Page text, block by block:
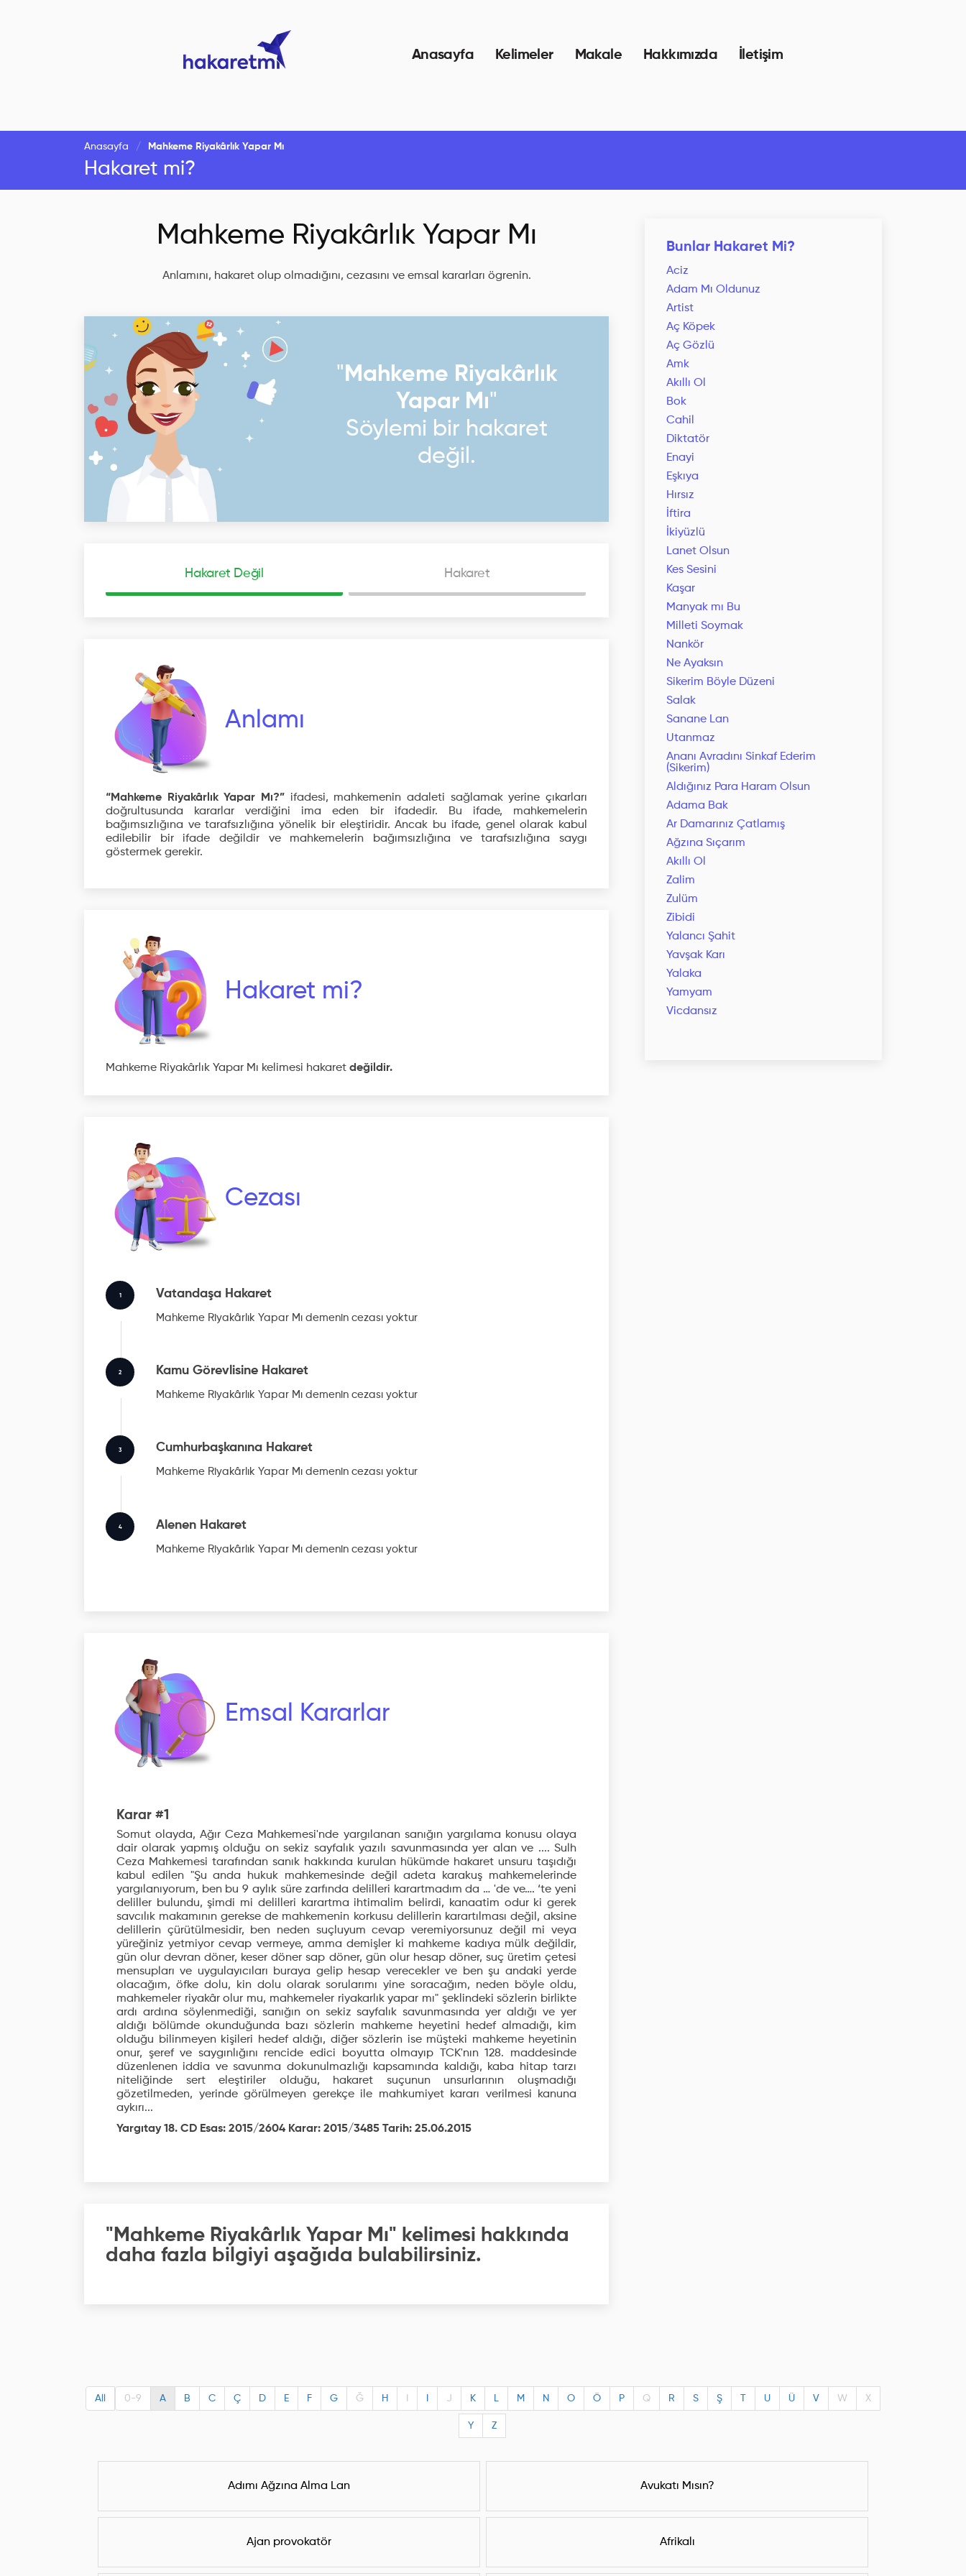
Anasayfa Kelimeler Makale Hakkımızda İletişim
Anasayfa Mahkeme Riyakârlık Yapar Mı
Hakaret mi?
Mahkeme Riyakârlık Yapar Mı
Anlamını, hakaret olup olmadığını, cezasını ve emsal kararları ögrenin.
" Mahkeme Riyakârlık
Yapar Mı"
Söylemi bir hakaret
değil.
Hakaret Değil Hakaret
Anlamı
“Mahkeme Riyakârlık Yapar Mı?” ifadesi, mahkemenin adaleti sağlamak yerine çıkarları
doğrultusunda kararlar verdiğini ima eden bir ifadedir. Bu ifade, mahkemelerin
bağımsızlığına ve tarafsızlığına yönelik bir eleştiridir. Ancak bu ifade, genel olarak kabul
edilebilir bir ifade değildir ve mahkemelerin bağımsızlığına ve tarafsızlığına saygı
göstermek gerekir.
Hakaret mi?
Mahkeme Riyakârlık Yapar Mı kelimesi hakaret değildir.
Cezası
1 Vatandaşa Hakaret
Mahkeme Riyakârlık Yapar Mı demenin cezası yoktur
2 Kamu Görevlisine Hakaret
Mahkeme Riyakârlık Yapar Mı demenin cezası yoktur
3 Cumhurbaşkanına Hakaret
Mahkeme Riyakârlık Yapar Mı demenin cezası yoktur
4 Alenen Hakaret
Mahkeme Riyakârlık Yapar Mı demenin cezası yoktur
Emsal Kararlar
Karar #1
Somut olayda, Ağır Ceza Mahkemesi'nde yargılanan sanığın yargılama konusu olaya
dair olarak yapmış olduğu on sekiz sayfalık yazılı savunmasında yer alan ve .... Sulh
Ceza Mahkemesi tarafından sanık hakkında kurulan hükümde hakaret unsuru taşıdığı
kabul edilen "Şu anda hukuk mahkemesinde değil adeta karakuş mahkemelerinde
yargılanıyorum, ben bu 9 aylık süre zarfında delilleri karartmadım da … 'de ve…. ‘te yeni
deliller bulundu, şimdi mi delilleri karartma ihtimalim belirdi, kanaatim odur ki gerek
savcılık makamının gerekse de mahkemenin korkusu delillerin karartılması değil, aksine
delillerin çürütülmesidir, ben neden suçluyum cevap veremiyorsunuz değil mi veya
yüreğiniz yetmiyor cevap vermeye, amma demişler ki mahkeme kadıya mülk değildir,
gün olur devran döner, keser döner sap döner, gün olur hesap döner, suç üretim çetesi
mensupları ve uygulayıcıları buraya gelip hesap verecekler ve ben şu andaki yerde
olacağım, öfke dolu, kin dolu olarak sorularımı yine soracağım, neden böyle oldu,
mahkemeler riyakâr olur mu, mahkemeler riyakarlık yapar mı" şeklindeki sözlerin birlikte
ardı ardına söylenmediği, sanığın on sekiz sayfalık savunmasında yer aldığı ve yer
aldığı bölümde okunduğunda bazı sözlerin mahkeme heyetini hedef almadığı, kim
olduğu bilinmeyen kişileri hedef aldığı, diğer sözlerin ise müşteki mahkeme heyetinin
onur, şeref ve saygınlığını rencide edici boyutta olmayıp TCK'nın 128. maddesinde
düzenlenen iddia ve savunma dokunulmazlığı kapsamında kaldığı, kaba hitap tarzı
niteliğinde sert eleştiriler olduğu, hakaret suçunun unsurlarının oluşmadığı
gözetilmeden, yerinde görülmeyen gerekçe ile mahkumiyet kararı verilmesi kanuna
aykırı...
Yargıtay 18. CD Esas: 2015/2604 Karar: 2015/3485 Tarih: 25.06.2015
"Mahkeme Riyakârlık Yapar Mı" kelimesi hakkında
daha fazla bilgiyi aşağıda bulabilirsiniz.
Bunlar Hakaret Mi?
Aciz
Adam Mı Oldunuz
Artist
Aç Köpek
Aç Gözlü
Amk
Akıllı Ol
Bok
Cahil
Diktatör
Enayi
Eşkıya
Hırsız
İftira
İkiyüzlü
Lanet Olsun
Kes Sesini
Kaşar
Manyak mı Bu
Milleti Soymak
Nankör
Ne Ayaksın
Sikerim Böyle Düzeni
Salak
Sanane Lan
Utanmaz
Ananı Avradını Sinkaf Ederim
(Sikerim)
Aldığınız Para Haram Olsun
Adama Bak
Ar Damarınız Çatlamış
Ağzına Sıçarım
Akıllı Ol
Zalim
Zulüm
Zibidi
Yalancı Şahit
Yavşak Karı
Yalaka
Yamyam
Vicdansız
All 0-9 A B C Ç D E F G Ğ H J K L M N O Ö P Q R S Ş U Ü V W X
Y Z
Adımı Ağzına Alma Lan Avukatı Mısın?
Ajan provokatör Afrikalı